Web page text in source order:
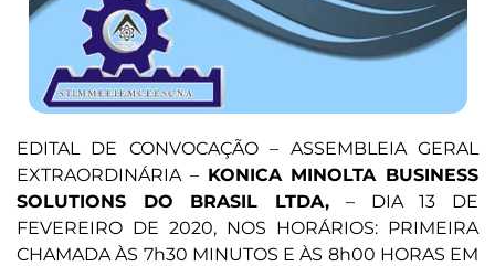
EDITAL DE CONVOCAÇÃO – ASSEMBLEIA GERAL
EXTRAORDINÁRIA – KONICA MINOLTA BUSINESS
SOLUTIONS DO BRASIL LTDA, – DIA 13 DE
FEVEREIRO DE 2020, NOS HORÁRIOS: PRIMEIRA
CHAMADA ÀS 7h30 MINUTOS E ÀS 8h00 HORAS EM